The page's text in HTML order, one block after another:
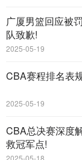
广厦男篮回应被
队致歉!
2025-05-19
CBA赛程排名表
2025-05-19
CBA总决赛深度
救冠军点!